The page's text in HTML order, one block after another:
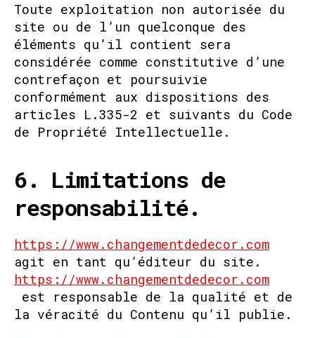
Toute exploitation non autorisée du
site ou de l’un quelconque des
éléments qu’il contient sera
considérée comme constitutive d’une
contrefaçon et poursuivie
conformément aux dispositions des
articles L.335-2 et suivants du Code
de Propriété Intellectuelle.
6. Limitations de
responsabilité.
https://www.changementdedecor.com
agit en tant qu’éditeur du site.
https://www.changementdedecor.com
est responsable de la qualité et de
la véracité du Contenu qu’il publie.